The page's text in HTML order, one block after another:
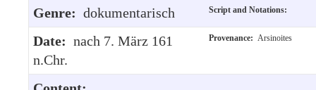
Genre: dokumentarisch Script and Notations:
Date: nach 7. März 161
n.Chr.
Provenance: Arsinoites